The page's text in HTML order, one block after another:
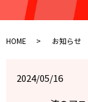
HOME お知らせ
2024/05/16